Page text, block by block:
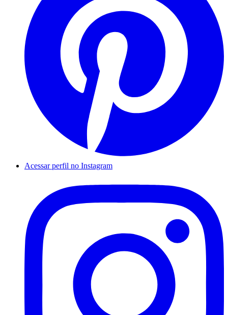
Acessar perfil no Instagram